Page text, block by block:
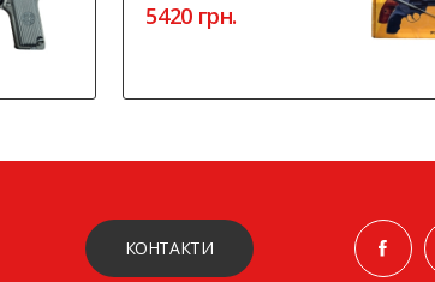
5420 грн.
КОНТАКТИ